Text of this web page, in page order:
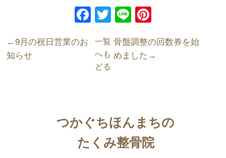
F
c
e
k
T
tt
er
Li
e er
骨盤調整の回数券を始
めました
9月の祝日営業のお
知らせ
一覧
へも
どる
つかぐちほんまちの
たくみ整骨院